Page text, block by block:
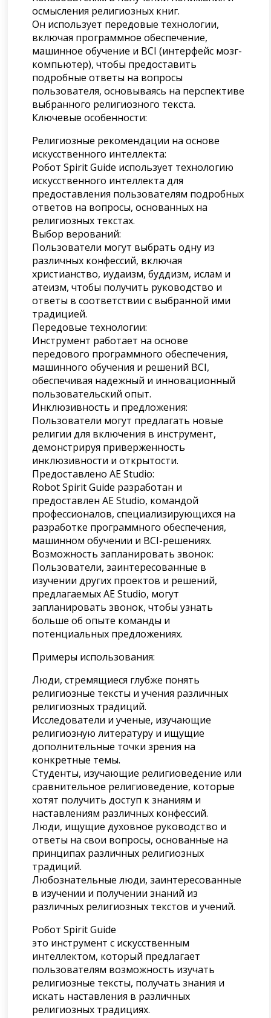
осмысления религиозных книг.
Он использует передовые технологии,
включая программное обеспечение,
машинное обучение и BCI (интерфейс мозг-
компьютер), чтобы предоставить
подробные ответы на вопросы
пользователя, основываясь на перспективе
выбранного религиозного текста.
Ключевые особенности:
Религиозные рекомендации на основе
искусственного интеллекта:
Робот Spirit Guide использует технологию
искусственного интеллекта для
предоставления пользователям подробных
ответов на вопросы, основанных на
религиозных текстах.
Выбор верований:
Пользователи могут выбрать одну из
различных конфессий, включая
христианство, иудаизм, буддизм, ислам и
атеизм, чтобы получить руководство и
ответы в соответствии с выбранной ими
традицией.
Передовые технологии:
Инструмент работает на основе
передового программного обеспечения,
машинного обучения и решений BCI,
обеспечивая надежный и инновационный
пользовательский опыт.
Инклюзивность и предложения:
Пользователи могут предлагать новые
религии для включения в инструмент,
демонстрируя приверженность
инклюзивности и открытости.
Предоставлено AE Studio:
Robot Spirit Guide разработан и
предоставлен AE Studio, командой
профессионалов, специализирующихся на
разработке программного обеспечения,
машинном обучении и BCI-решениях.
Возможность запланировать звонок:
Пользователи, заинтересованные в
изучении других проектов и решений,
предлагаемых AE Studio, могут
запланировать звонок, чтобы узнать
больше об опыте команды и
потенциальных предложениях.
Примеры использования:
Люди, стремящиеся глубже понять
религиозные тексты и учения различных
религиозных традиций.
Исследователи и ученые, изучающие
религиозную литературу и ищущие
дополнительные точки зрения на
конкретные темы.
Студенты, изучающие религиоведение или
сравнительное религиоведение, которые
хотят получить доступ к знаниям и
наставлениям различных конфессий.
Люди, ищущие духовное руководство и
ответы на свои вопросы, основанные на
принципах различных религиозных
традиций.
Любознательные люди, заинтересованные
в изучении и получении знаний из
различных религиозных текстов и учений.
Робот Spirit Guide
это инструмент с искусственным
интеллектом, который предлагает
пользователям возможность изучать
религиозные тексты, получать знания и
искать наставления в различных
религиозных традициях.